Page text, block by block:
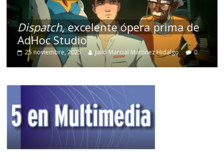
Dispatch, excelente ópera prima de
AdHoc Studio
25 noviembre, 2025 Julio Marcial Martínez Hidalgo 0